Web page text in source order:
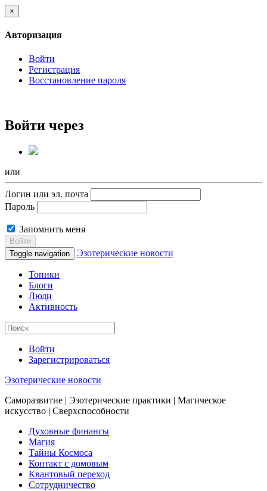
×
Авторизация
Войти
Регистрация
Восстановление пароля
Войти через
или
Логин или эл. почта
Пароль
Запомнить меня
Войти
Toggle navigation
Эзотерические новости
Топики
Блоги
Люди
Активность
Войти
Зарегистрироваться
Эзотерические новости
Саморазвитие | Эзотерические практики | Магическое
искусство | Сверхспособности
Духовные финансы
Магия
Тайны Космоса
Контакт с домовым
Квантовый переход
Сотрудничество